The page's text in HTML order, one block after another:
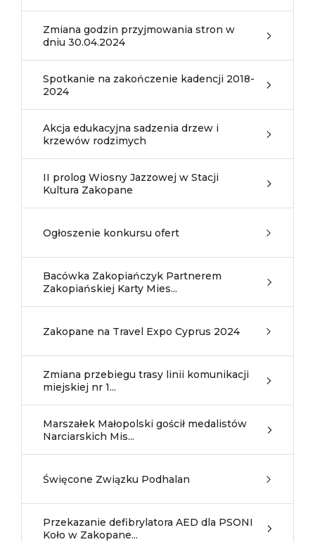
Zmiana godzin przyjmowania stron w
dniu 30.04.2024
Spotkanie na zakończenie kadencji 2018-
2024
Akcja edukacyjna sadzenia drzew i
krzewów rodzimych
II prolog Wiosny Jazzowej w Stacji
Kultura Zakopane
Ogłoszenie konkursu ofert
Bacówka Zakopiańczyk Partnerem
Zakopiańskiej Karty Mies...
Zakopane na Travel Expo Cyprus 2024
Zmiana przebiegu trasy linii komunikacji
miejskiej nr 1...
Marszałek Małopolski gościł medalistów
Narciarskich Mis...
Święcone Związku Podhalan
Przekazanie defibrylatora AED dla PSONI
Koło w Zakopane...